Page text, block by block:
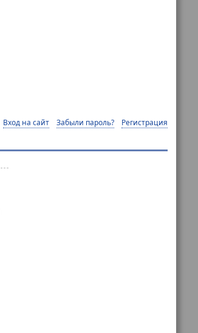
Вход на сайт Забыли пароль? Регистрация